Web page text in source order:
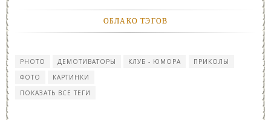
ОБЛАКО ТЭГОВ
PHOTO ДЕМОТИВАТОРЫ КЛУБ - ЮМОРА
ПРИКОЛЫ
ФОТО
КАРТИНКИ
ПОКАЗАТЬ ВСЕ ТЕГИ